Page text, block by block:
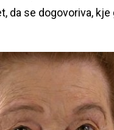
da se dogovoriva, kje